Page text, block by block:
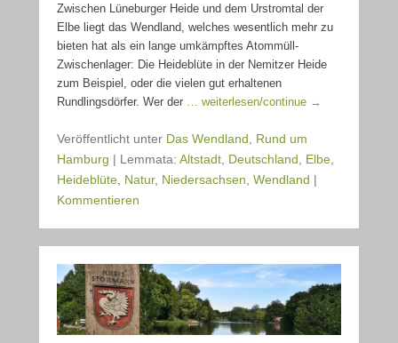
Zwischen Lüneburger Heide und dem Urstromtal der
Elbe liegt das Wendland, welches wesentlich mehr zu
bieten hat als ein lange umkämpftes Atommüll-
Zwischenlager: Die Heideblüte in der Nemitzer Heide
zum Beispiel, oder die vielen gut erhaltenen
Rundlingsdörfer. Wer der
… weiterlesen/continue →
Veröffentlicht unter Das Wendland
Rund um
Hamburg | Lemmata: Altstadt Deutschland Elbe
Heideblüte Natur, Niedersachsen Wendland |
Kommentieren